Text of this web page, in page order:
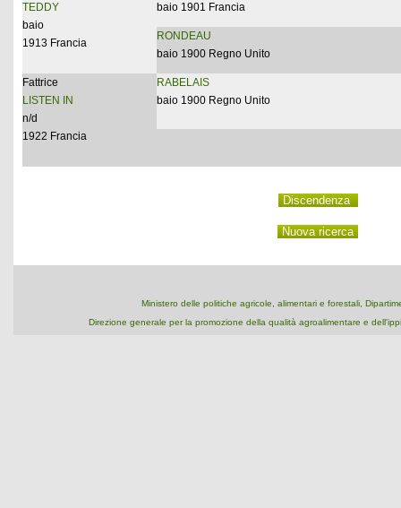
TEDDY
baio
1913 Francia
baio 1901 Francia
RONDEAU
baio 1900 Regno Unito
Fattrice
LISTEN IN
n/d
1922 Francia
RABELAIS
baio 1900 Regno Unito
Ministero delle politiche agricole, alimentari e forestali,
Direzione generale per la promozione della qualità agroalimentare e